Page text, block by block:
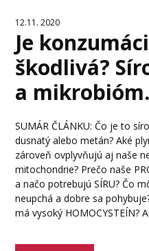
12.11. 2020
Je
škodlivá?
a mikrobióm.
SUMÁR ČLÁNKU: Čo je to
dusnatý alebo metán? Aké
zároveň ovplyvňujú aj naše
mitochondrie? Prečo naše
a načo potrebujú SÍRU? Čo
neupchá a dobre sa
má vysoký HOMOCYSTEÍN?